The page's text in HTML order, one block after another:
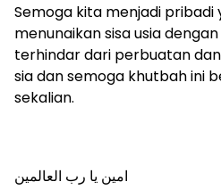
Semoga kita menjadi pribadi
menunaikan sisa usia
terhindar dari perbuatan
sia dan semoga khutbah ini
sekalian.
امين يا رب العالمين